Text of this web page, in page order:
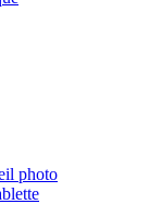
photo